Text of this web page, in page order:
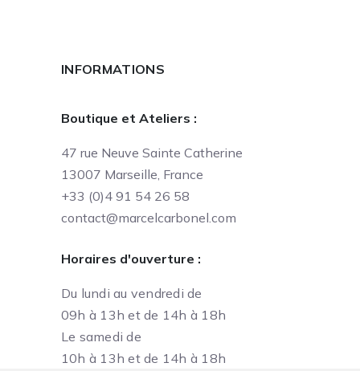
INFORMATIONS
Boutique et Ateliers :
47 rue Neuve Sainte Catherine
13007 Marseille, France
+33 (0)4 91 54 26 58
contact@marcelcarbonel.com
Horaires d'ouverture :
Du lundi au vendredi de
09h à 13h et de 14h à 18h
Le samedi de
10h à 13h et de 14h à 18h